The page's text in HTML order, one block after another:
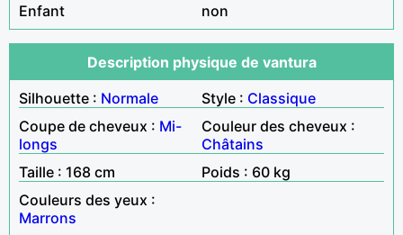
Enfant
non
Description physique de vantura
Silhouette : Normale Style : Classique
Coupe de cheveux : Mi-
longs
Couleur des cheveux :
Châtains
Taille : 168 cm
Poids : 60 kg
Couleurs des yeux :
Marrons